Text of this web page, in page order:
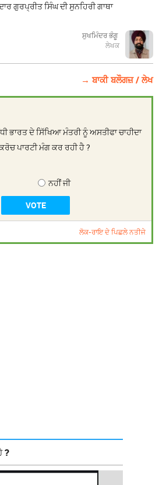
ਗੁਰਪ੍ਰੀਤ ਸਿੰਘ ਦੀ ਸੁਨਹਿਰੀ ਗਾਥਾ
ਸੁਖਮਿੰਦਰ ਭੰਗੂ
ਲੇਖਕ
→ ਬਾਕੀ ਬਲੌਗਜ਼ / ਲੇਖ
ਭਾਰਤ ਦੇ ਸਿੱਖਿਆ ਮੰਤਰੀ ਨੂੰ ਅਸਤੀਫਾ ਚਾਹੀਦਾ
ਪਾਰਟੀ ਮੰਗ ਕਰ ਰਹੀ ਹੈ ?
ਨਹੀਂ ਜੀ
ਲੋਕ-ਰਾਇ ਦੇ ਪਿਛਲੇ ਨਤੀਜੇ
?